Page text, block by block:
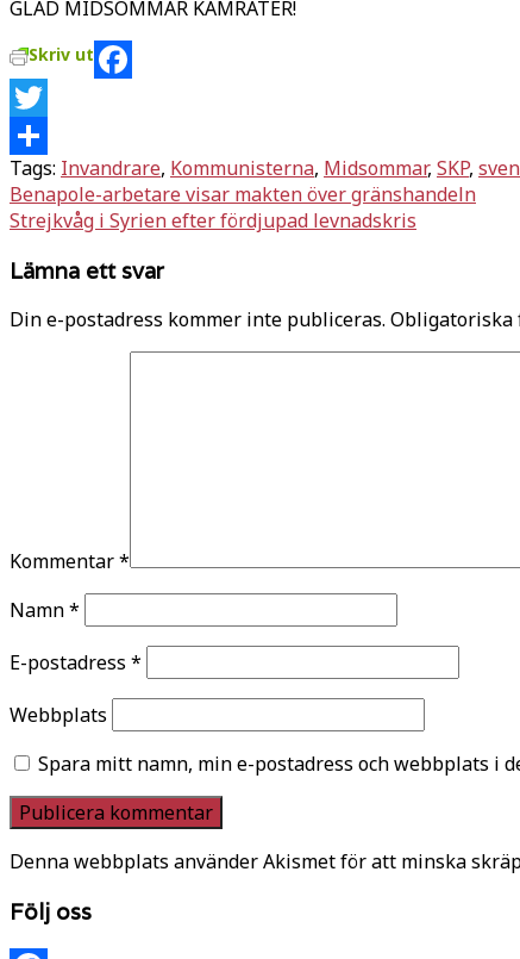
GLAD MIDSOMMAR KAMRATER!
Skriv ut
Facebook
Twitter
Dela
Tags: Invandrare, Kommunisterna, Midsommar, SKP,
Inläggsnavigering
Benapole-arbetare visar makten över gränshandeln
Strejkvåg i Syrien efter fördjupad levnadskris
Lämna ett svar
Din e-postadress kommer inte publiceras.
Kommentar*
Namn*
E-postadress *
Webbplats
Spara mitt namn, min e-postadress och webbplats i
Denna webbplats använder Akismet för att minska
Följ oss